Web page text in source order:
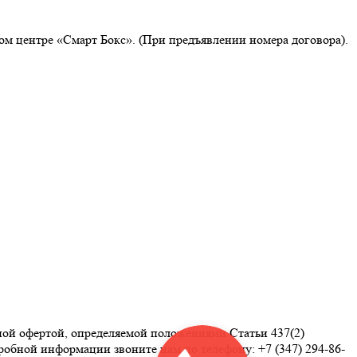
центре «Смарт Бокс». (При предъявлении номера договора).
офертой, определяемой положениями Статьи 437(2)
информации звоните нам по телефону: +7 (347) 294-86-